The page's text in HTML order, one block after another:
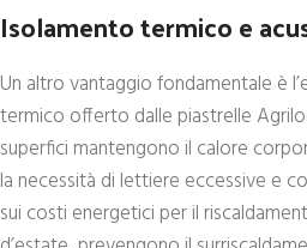
Isolamento termico e
Un altro vantaggio fondamentale è
termico offerto dalle piastrelle
superfici mantengono il calore
la necessità di lettiere eccessive e
sui costi energetici per il